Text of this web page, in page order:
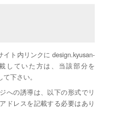
ト内リンクに design.kyusan-
していた方は、当該部分を
下さい。
への誘導は、以下の形式でリ
ドレスを記載する必要はあり